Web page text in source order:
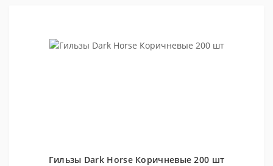
Гильзы Dark Horse Коричневые 200 шт